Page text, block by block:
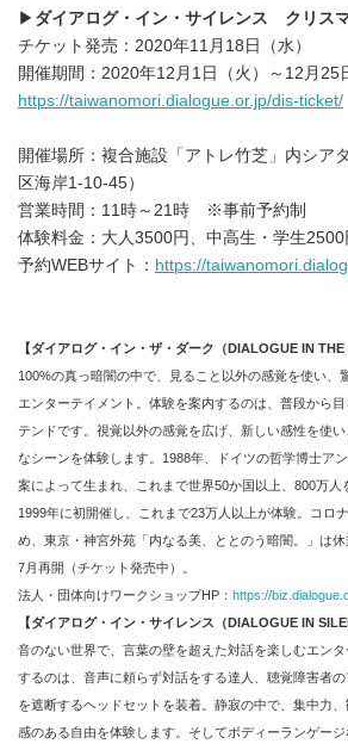
▶ ダイアログ・イン・サイレンス クリス
チケット発売：2020年11月18日（水）
開催期間：2020年12月1日（火）～12月25
https://taiwanomori.dialogue.or.jp/dis-ticket/
開催場所：複合施設「アトレ竹芝」内シア
区海岸1-10-45）
営業時間：11時～21時 ※事前予約制
体験料金：大人3500円、中高生・学生
予約WEBサイト： https://
【ダイアログ・イン・ザ・ダーク（DIALOGUE IN THE
100%の真っ暗闇の中で、見ること以外の感覚を使い、
エンターテイメント。体験を案内するのは、普段から
テンドです。視覚以外の感覚を広げ、新しい感性を使
なシーンを体験します。1988年、ドイツの哲学博士ア
案によって生まれ、これまで世界50か国以上、800万人
1999年に初開催し、これまで23万人以上が体験。コロ
め、東京・神宮外苑「内なる美、ととのう暗闇。」は
7月再開（チケット発売中）。
法人・団体向けワークショップHP： https://
【ダイアログ・イン・サイレンス（DIALOGUE IN
音のない世界で、言葉の壁を超えた対話を楽しむエン
するのは、音声に頼らず対話をする達人、聴覚障害者
を遮断するヘッドセットを装着。静寂の中で、集中力
感のある自由を体験します。そしてボディーランゲー